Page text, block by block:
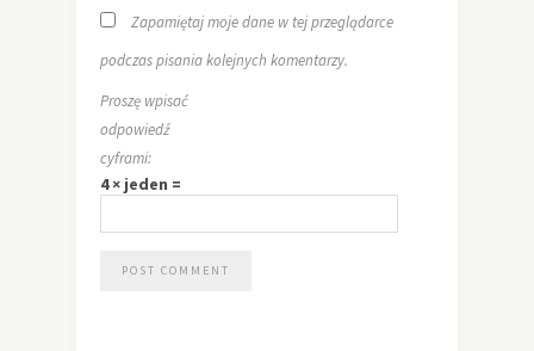
Zapamiętaj moje dane w tej przeglądarce
podczas pisania kolejnych komentarzy.
Proszę wpisać
odpowiedź
cyframi:
4 × jeden =